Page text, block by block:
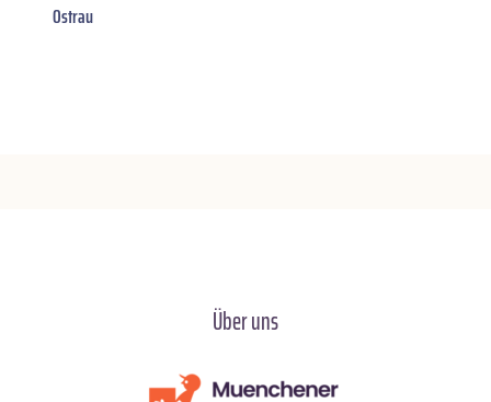
Ostrau
Über uns